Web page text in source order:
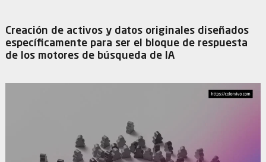
Creación de activos y datos originales diseñados
específicamente para ser el bloque de respuesta
de los motores de búsqueda de IA